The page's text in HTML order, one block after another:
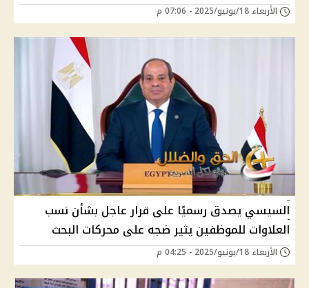
الأربعاء 18/يونيو/2025 - 07:06 م
السيسي يصدق رسميًا على قرار عاجل بشأن نسب
العلاوات للموظفين يثير ضجه على محركات البحث
الأربعاء 18/يونيو/2025 - 04:25 م